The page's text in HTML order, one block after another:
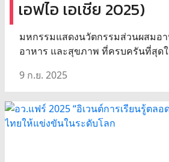
เอฟไอ เอเชีย 2025)
มหกรรมแสดงนวัตกรรมส่วนผสมอ
อาหาร และสุขภาพ ที่ครบครันที่สุดใ
9 ก.ย. 2025